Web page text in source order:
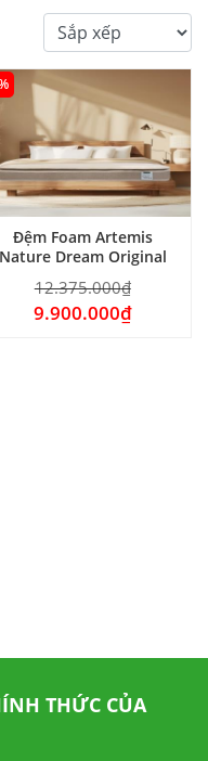
Đệm Foam Artemis
Nature Dream Original
12.375.000₫
9.900.000₫
THỨC CỦA